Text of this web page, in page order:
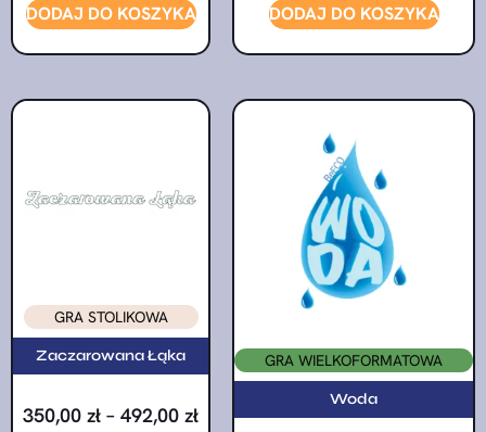
DODAJ DO KOSZYKA DODAJ DO KOSZYKA
GRA STOLIKOWA
Zaczarowana Łąka
350,00 zł – 492,00 zł
GRA WIELKOFORMATOWA
Woda